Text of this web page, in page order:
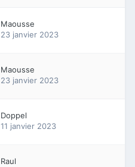
Maousse
23 janvier 2023
Maousse
23 janvier 2023
Doppel
11 janvier 2023
Raul